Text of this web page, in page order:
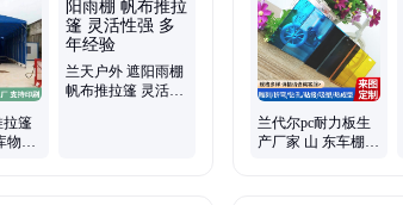
、伸缩雨棚、折叠雨篷、雨
形棚、仓库移动棚、铝合金
篷
拉篷
物流
兰天户外 遮阳雨棚
帆布推拉篷 灵活性
兰代尔pc耐力板生
产厂家 山 东车棚采